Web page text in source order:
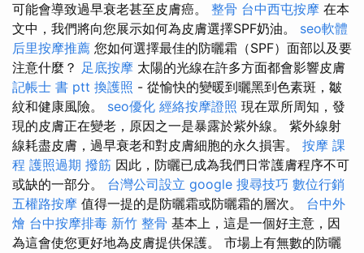
可能會導致過早衰老甚至皮膚癌。 整骨 台中西屯按摩 在本
文中，我們將向您展示如何為皮膚選擇SPF奶油。 seo軟體
后里按摩推薦 您如何選擇最佳的防曬霜（SPF）面部以及要
注意什麼？ 足底按摩 太陽的光線在許多方面都會影響皮膚
記帳士 書 ptt 換護照 - 從愉快的變暖到曬黑到色素斑，皺
紋和健康風險。 seo優化 經絡按摩證照 現在眾所周知，發
現的皮膚正在變老，原因之一是暴露於紫外線。 紫外線射
線耗盡皮膚，過早衰老和對皮膚細胞的永久損害。 按摩 課
程 護照過期 撥筋 因此，防曬已成為我們日常護膚程序不可
或缺的一部分。 台灣公司設立 google 搜尋技巧 數位行銷
五權路按摩 值得一提的是防曬霜或防曬霜的層次。 台中外
燴 台中按摩排毒 新竹 整骨 基本上，這是一個好主意，因
為這會使您更好地為皮膚提供保護。 市場上有無數的防曬